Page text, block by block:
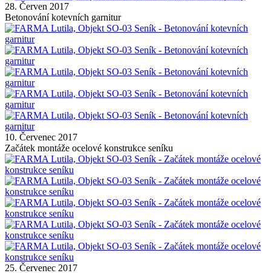
28. Červen 2017
Betonování kotevních garnitur
10. Červenec 2017
Začátek montáže ocelové konstrukce seníku
25. Červenec 2017